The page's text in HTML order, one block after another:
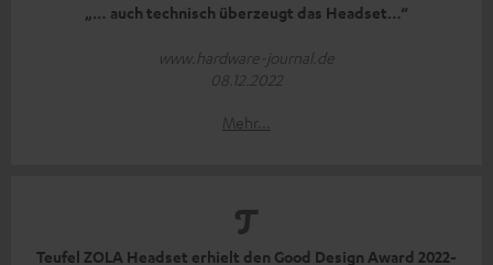
„… auch technisch überzeugt das Headset…“
www.hardware-journal.de
08.12.2022
Mehr...
Teufel ZOLA Headset erhielt den Good Design Award 2022-